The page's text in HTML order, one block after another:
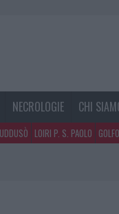
NECROLOGIE CHI
LOIRI P. S. PAOLO